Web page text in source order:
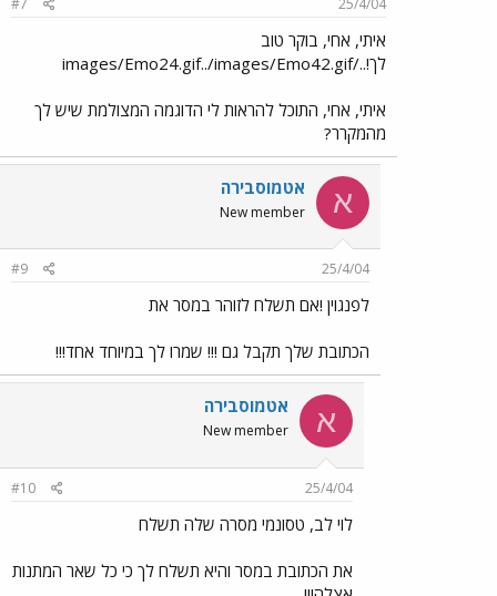
איתי, אחי, בוקר טוב
לך!../images/Emo24.gif../images/Emo42.gif
איתי, אחי, התוכל להראות לי הדוגמה המצולמת שיש לך
מהמקרר?
א אטמוסבירה
New member
25/4/04
#9
לפנגוין !אם תשלח לזוהר במסר את
הכתובת שלך תקבל גם !!! שמרו לך במיוחד אחד!!!
א אטמוסבירה
New member
25/4/04
#10
לוי לב, טסונמי מסרה שלה תשלח
את הכתובת במסר והיא תשלח לך כי כל שאר המתנות